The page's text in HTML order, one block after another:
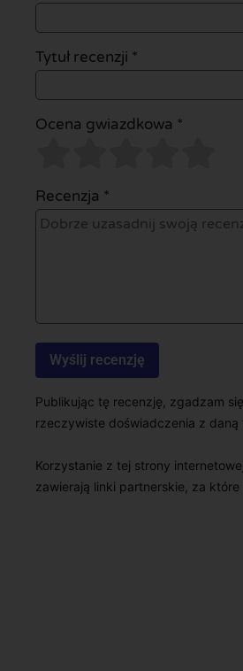
Tytuł recenzji *
Ocena gwiazdkowa *
Recenzja *
Publikując tę recenzję, zgadzam
rzeczywiste doświadczenia z daną
Korzystanie z tej strony
zawierają linki partnerskie, za